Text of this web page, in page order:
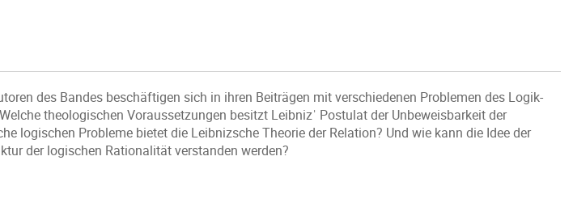
des Bandes beschäftigen sich in ihren Beiträgen mit verschiedenen Problemen des Logik-
theologischen Voraussetzungen besitzt Leibnizˈ Postulat der Unbeweisbarkeit der
logischen Probleme bietet die Leibnizsche Theorie der Relation? Und wie kann die Idee der
der logischen Rationalität verstanden werden?